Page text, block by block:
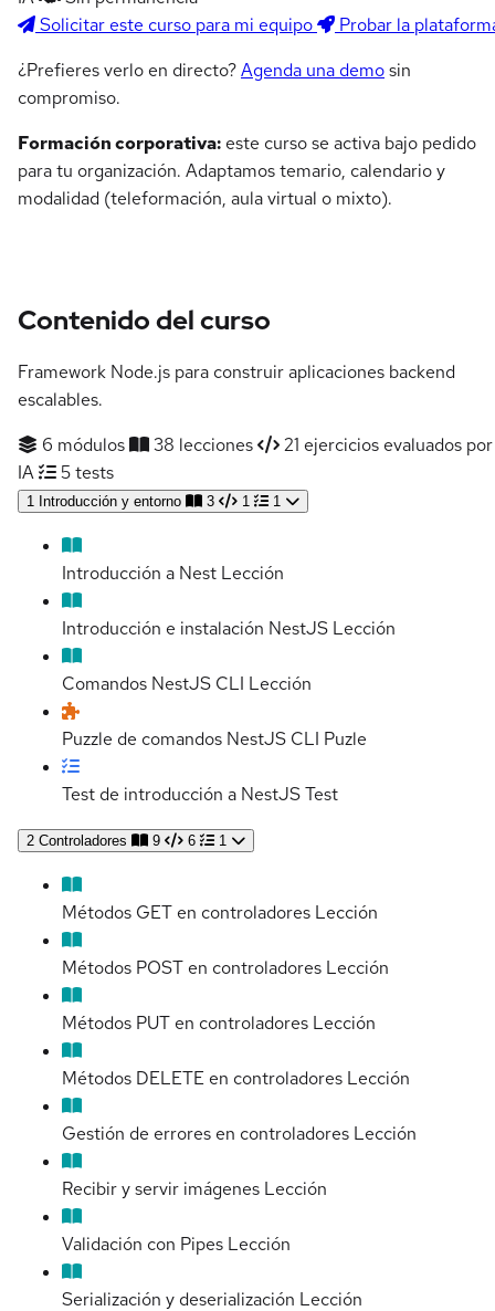
Solicitar este curso para mi equipo
Probar la
¿Prefieres verlo en directo?Agenda una demosin
compromiso.
Formación corporativa: este curso se activa bajo pedido
para tu organización. Adaptamos temario, calendario y
modalidad (teleformación, aula virtual o mixto).
Contenido del curso
Framework Node.js para construir aplicaciones backend
escalables.
6 módulos
38 lecciones
21 ejercicios evaluados por
IA
5 tests
1 Introducción y entorno 3 1 1
Introducción a Nest Lección
Introducción e instalación NestJS Lección
Comandos NestJS CLI Lección
Puzzle de comandos NestJS CLI Puzle
Test de introducción a NestJSTest
2 Controladores 9 6 1
Métodos GET en controladores Lección
Métodos POST en controladores Lección
Métodos PUT en controladores Lección
Métodos DELETE en controladores Lección
Gestión de errores en controladores Lección
Recibir y servir imágenes Lección
Validación con Pipes Lección
Serialización y deserialización Lección